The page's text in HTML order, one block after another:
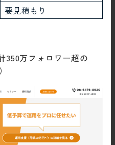
要見積もり
350万フォロワー超の